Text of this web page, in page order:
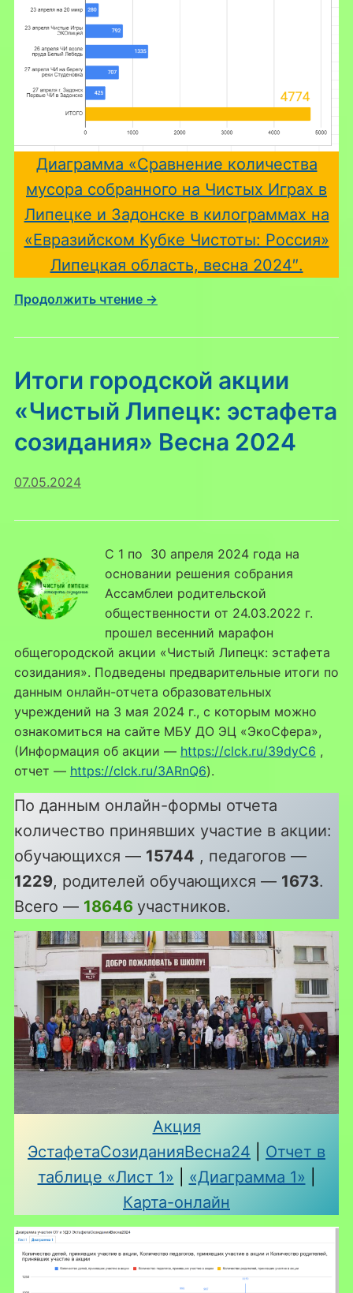
Диаграмма «Сравнение количества
мусора собранного на Чистых Играх в
Липецке и Задонске в килограммах на
«Евразийском Кубке Чистоты: Россия»
Липецкая область, весна 2024″.
Продолжить чтение →
Итоги городской акции
«Чистый Липецк: эстафета
созидания» Весна 2024
07.05.2024
С 1 по 30 апреля 2024 года на
основании решения собрания
Ассамблеи родительской
общественности от 24.03.2022 г.
прошел весенний марафон
общегородской акции «Чистый Липецк: эстафета
созидания». Подведены предварительные итоги по
данным онлайн-отчета образовательных
учреждений на 3 мая 2024 г., с которым можно
ознакомиться на сайте МБУ ДО ЭЦ «ЭкоСфера»,
(Информация об акции — https://clck.ru/39dyC6 ,
отчет — https://clck.ru/3ARnQ6).
По данным онлайн-формы отчета
количество принявших участие в акции:
обучающихся — 15744 , педагогов —
1229, родителей обучающихся — 1673.
Всего — 18646 участников.
Акция
ЭстафетаСозиданияВесна24
Отчет в
таблице «Лист 1»
«Диаграмма 1»
Карта-онлайн